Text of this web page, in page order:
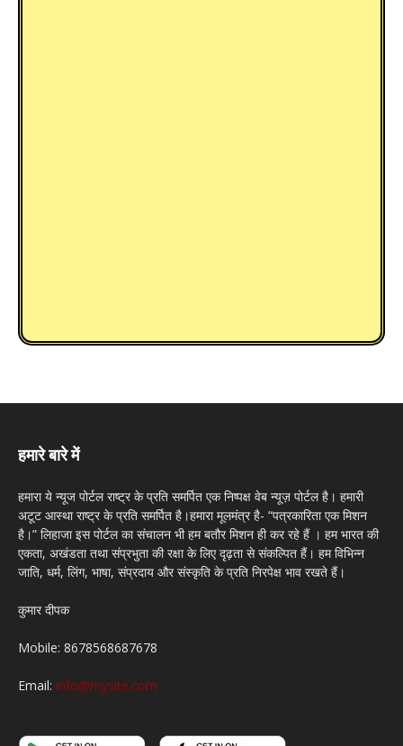
हमारे बारे में
हमारा ये न्यूज पोर्टल राष्ट्र के प्रति समर्पित एक निष्पक्ष वेब न्यूज़ पोर्टल है। हमारी
अटूट आस्था राष्ट्र के प्रति समर्पित है।हमारा मूलमंत्र है- “पत्रकारिता एक मिशन
है।” लिहाजा इस पोर्टल का संचालन भी हम बतौर मिशन ही कर रहे हैं । हम भारत की
एकता, अखंडता तथा संप्रभुता की रक्षा के लिए दृढ़ता से संकल्पित हैं। हम विभिन्न
जाति, धर्म, लिंग, भाषा, संप्रदाय और संस्कृति के प्रति निरपेक्ष भाव रखते हैं।
कुमार दीपक
Mobile: 8678568687678
Email: info@mysite.com